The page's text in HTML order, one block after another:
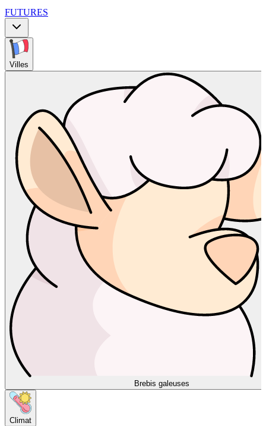
FUTURES
Villes
Brebis galeuses
Climat